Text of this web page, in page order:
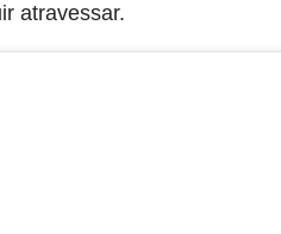
atravessar.